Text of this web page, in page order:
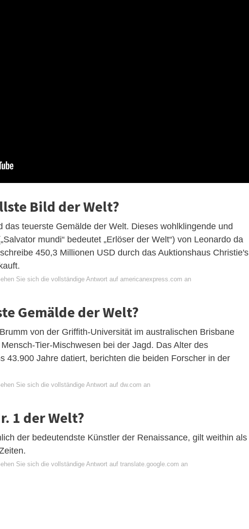
Bild der Welt?
das teuerste Gemälde der Welt. Dieses wohlklingende und
mundi“ bedeutet „Erlöser der Welt“) von Leonardo da
450,3 Millionen USD durch das Auktionshaus Christie's
Sie sich die vollständige Antwort auf americanexpress.com an
Gemälde der Welt?
von der Griffith-Universität im australischen Brisbane
Tier-Mischwesen bei der Jagd. Das Alter des
43.900 Jahre datiert, berichten die beiden Forscher in der
Sie sich die vollständige Antwort auf dw.com an
1 der Welt?
der bedeutendste Künstler der Renaissance, gilt weithin als
Sie sich die vollständige Antwort auf translate.google.com an